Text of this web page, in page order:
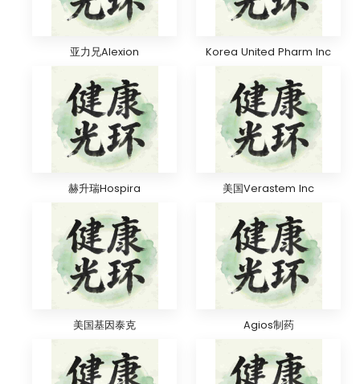
亚力兄Alexion Korea United Pharm Inc
赫升瑞Hospira 美国Verastem Inc
美国基因泰克 Agios制药